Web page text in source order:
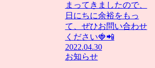
まってきましたので、
日にちに余裕をもっ
て、ぜひお問い合わせ
ください🍓📲
2022.04.30
お知らせ